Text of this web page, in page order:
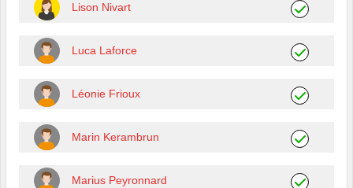
Lison Nivart
Luca Laforce
Léonie Frioux
Marin Kerambrun
Marius Peyronnard